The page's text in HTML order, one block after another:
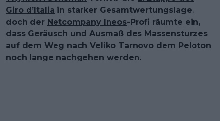
Giro d’Italia in starker Gesamtwertungslage,
doch der Netcompany Ineos-Profi räumte ein,
dass Geräusch und Ausmaß des Massensturzes
auf dem Weg nach Veliko Tarnovo dem Peloton
noch lange nachgehen werden.